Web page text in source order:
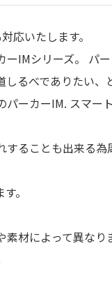
ン BTの商
高
※
応いたします。
IMシリーズ。 パ
るべでありたい、
ーカーIM. スマ
ることも出来る
。
材によって異なり